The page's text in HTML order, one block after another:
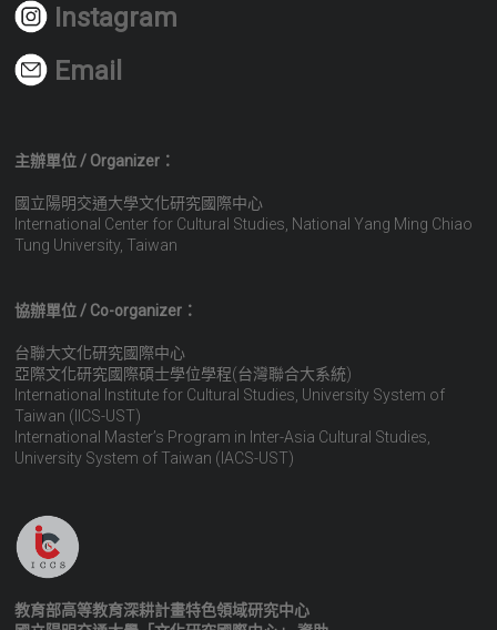
Instagram
Email
主辦單位 / Organizer：
國立陽明交通大學文化研究國際中心
International Center for Cultural Studies, National Yang Ming Chiao
Tung University, Taiwan
協辦單位 / Co-organizer：
台聯大文化研究國際中心
亞際文化研究國際碩士學位學程(台灣聯合大系統)
International Institute for Cultural Studies, University System of
Taiwan (IICS-UST)
International Master’s Program in Inter-Asia Cultural Studies,
University System of Taiwan (IACS-UST)
教育部高等教育深耕計畫特色領域研究中心